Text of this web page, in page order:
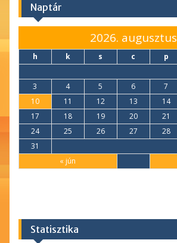
Naptár
2026. augusztus
h k s c p
« jún
3
4 5 6 7
10
11 12 13 14
17
18 19 20 21
24
25 26 27 28
31
Statisztika